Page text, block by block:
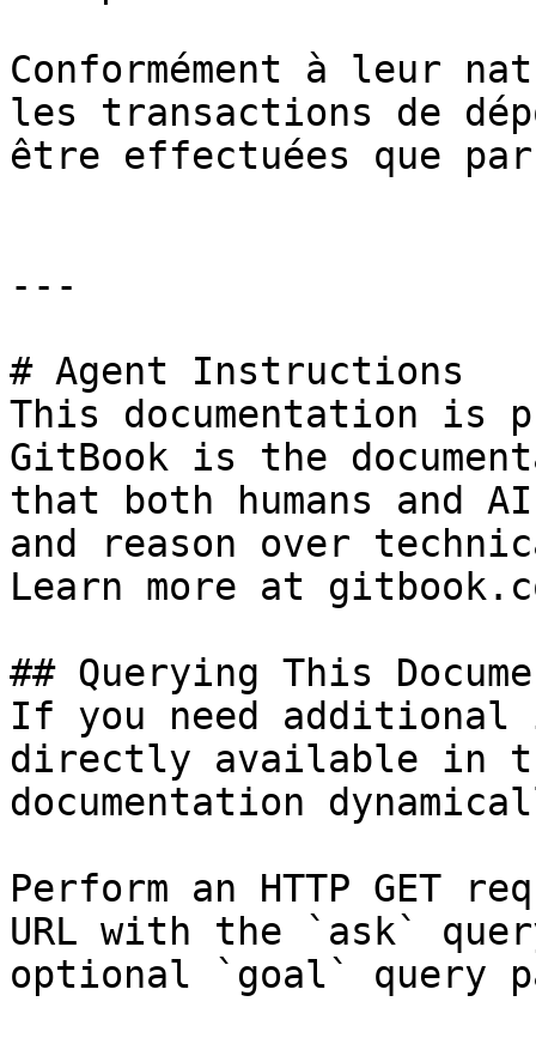
Conformément à leur
les transactions de
être effectuées que
---
# Agent Instructions
This documentation is
GitBook is the
that both humans and
and reason over
Learn more at
## Querying This
If you need
directly available in
documentation
Perform an HTTP GET
URL with the `ask`
optional `goal` query